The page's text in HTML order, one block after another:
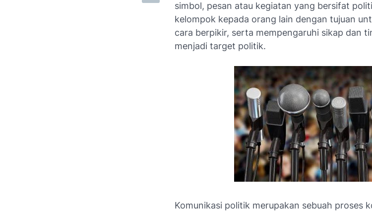
simbol, pesan atau kegiatan yang bersifat
kelompok kepada orang lain dengan tujuan
cara berpikir, serta mempengaruhi sikap dan
menjadi target politik.
Komunikasi politik merupakan sebuah proses